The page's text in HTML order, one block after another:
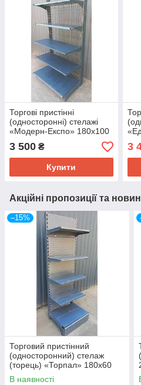
Торгові пристінні
(односторонні) стелажі
«Модерн-Експо» 180х100
см., чорний, Б/у
3 500 ₴
Купити
3
Акційні пропозиції та
–15%
Торговий пристінний
(односторонний) стелаж
(торець) «Торпал» 180х60
см., RAL-7024, Б/у
В наявності